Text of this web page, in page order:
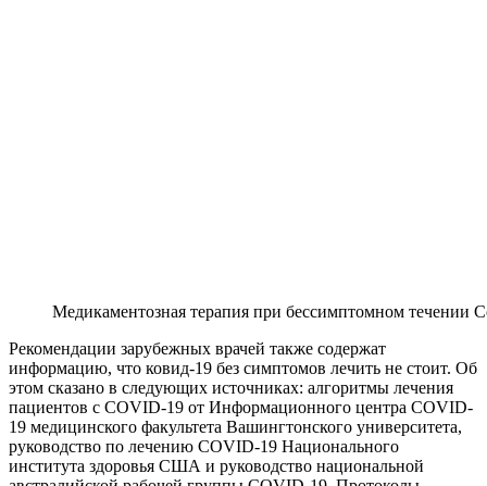
Медикаментозная терапия при бессимптомном течении
Рекомендации зарубежных врачей также содержат
информацию, что ковид-19 без симптомов лечить не стоит. Об
этом сказано в следующих источниках: алгоритмы лечения
пациентов с COVID-19 от Информационного центра COVID-
19 медицинского факультета Вашингтонского университета,
руководство по лечению COVID-19 Национального
института здоровья США и руководство национальной